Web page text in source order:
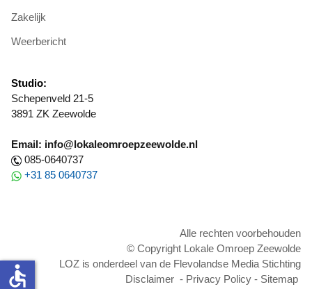
Zakelijk
Weerbericht
Studio:
Schepenveld 21-5
3891 ZK Zeewolde
Email: info@lokaleomroepzeewolde.nl
085-0640737
+31 85 0640737
Alle rechten voorbehouden
© Copyright Lokale Omroep Zeewolde
LOZ is onderdeel van de Flevolandse Media Stichting
Disclaimer - Privacy Policy - Sitemap
accessible